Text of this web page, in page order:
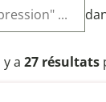
y a 27 résultats